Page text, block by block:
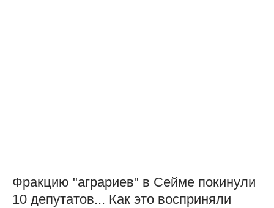
Фракцию "аграриев" в Сейме покинули
10 депутатов... Как это восприняли